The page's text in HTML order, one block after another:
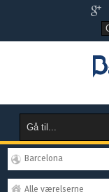
Barcelona
Alle værelserne